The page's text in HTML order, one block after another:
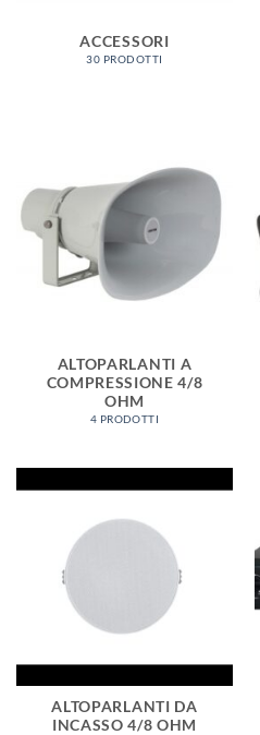
ACCESSORI
30 PRODOTTI
ALTOPARLANTI A
COMPRESSIONE 4/8
OHM
4 PRODOTTI
ALTOPARLANTI DA
INCASSO 4/8 OHM